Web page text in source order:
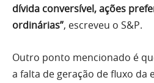
dívida conversível, ações
ordinárias”, escreveu o S&P.
Outro ponto mencionado é
a falta de geração de fluxo da